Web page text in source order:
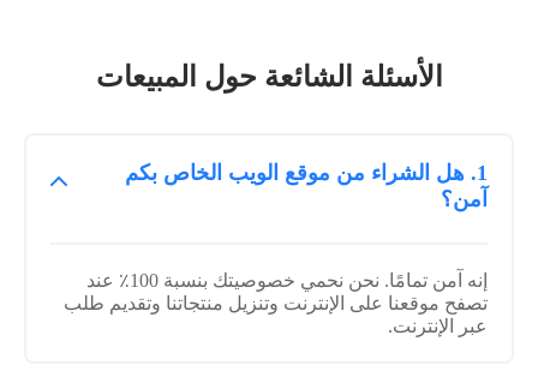
الأسئلة الشائعة حول المبيعات
1. هل الشراء من موقع الويب الخاص بكم
آمن؟
إنه آمن تمامًا. نحن نحمي خصوصيتك بنسبة 100٪ عند
تصفح موقعنا على الإنترنت وتنزيل منتجاتنا وتقديم طلب
عبر الإنترنت.